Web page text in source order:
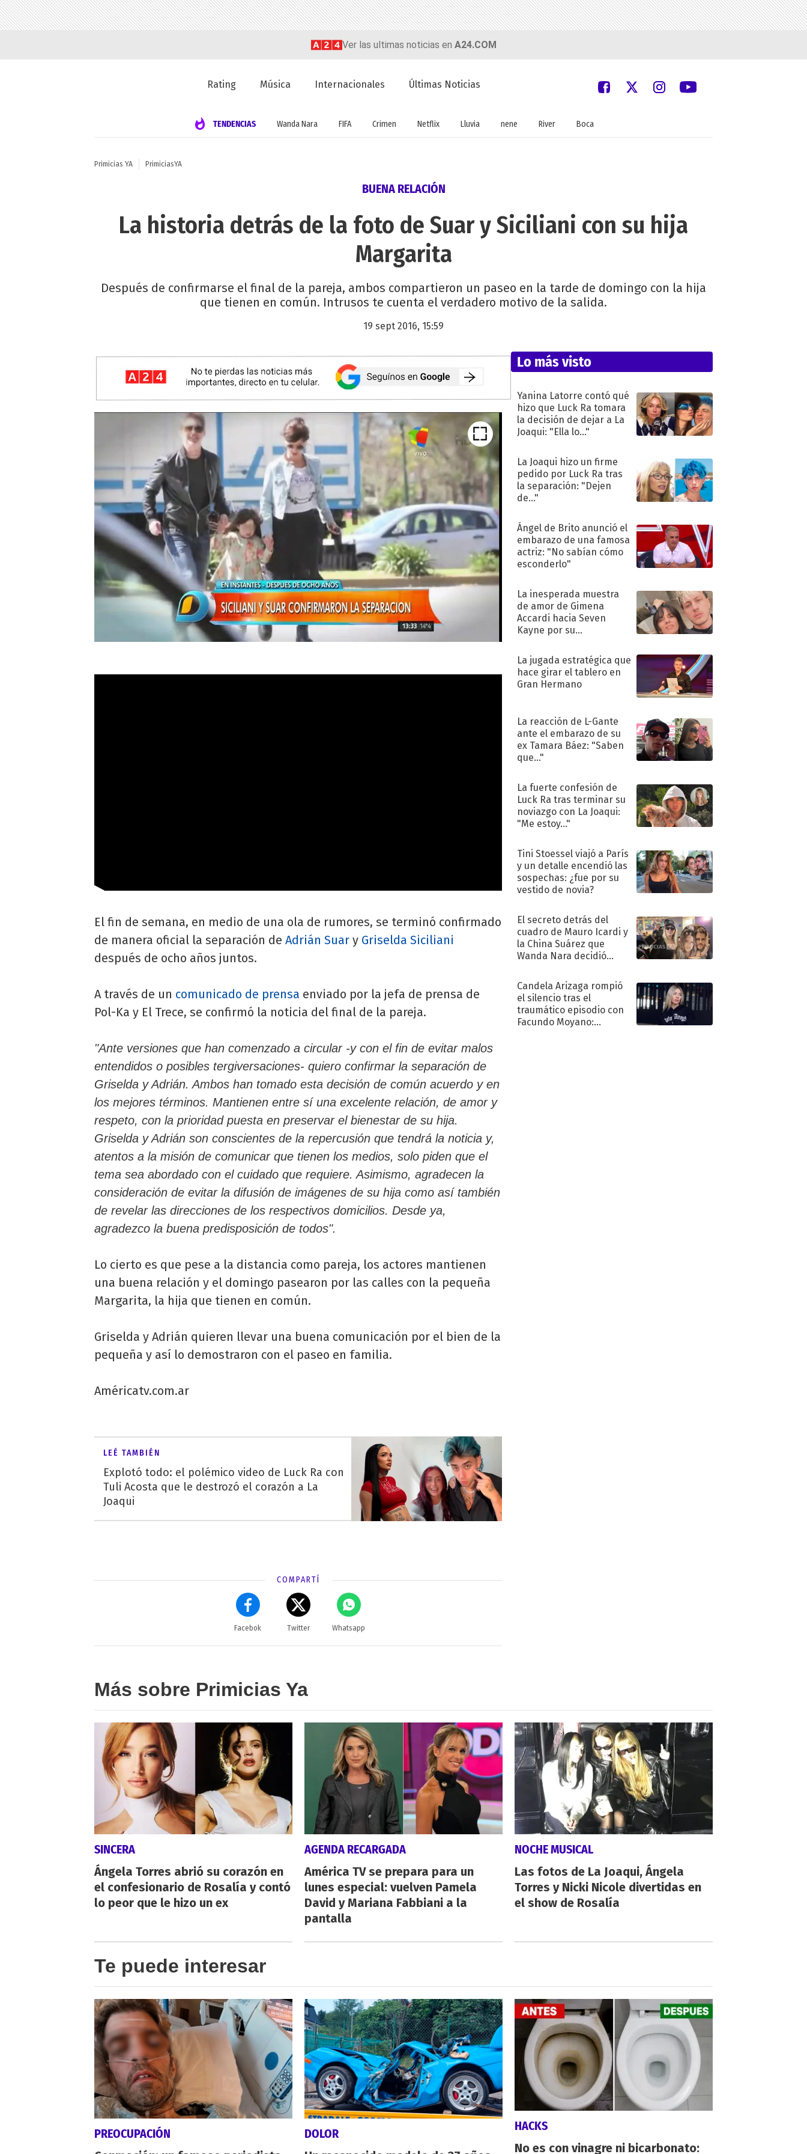
Ver las ultimas noticias en A24.COM
Rating Música Internacionales Últimas Noticias
TENDENCIAS Wanda Nara FIFA Crimen Netflix Lluvia nene River Boca
Primicias YA PrimiciasYA
BUENA RELACIÓN
La historia detrás de la foto de Suar y Siciliani con su hija
Margarita
Después de confirmarse el final de la pareja, ambos compartieron un paseo en la tarde de domingo con la hija
que tienen en común. Intrusos te cuenta el verdadero motivo de la salida.
19 sept 2016, 15:59
El fin de semana, en medio de una ola de rumores, se terminó confirmado
de manera oficial la separación de Adrián Suar y Griselda Siciliani
después de ocho años juntos.
A través de un comunicado de prensa enviado por la jefa de prensa de
Pol-Ka y El Trece, se confirmó la noticia del final de la pareja.
"Ante versiones que han comenzado a circular -y con el fin de evitar malos
entendidos o posibles tergiversaciones- quiero confirmar la separación de
Griselda y Adrián.Ambos han tomado esta decisión de común acuerdo y en
los mejores términos. Mantienen entre sí una excelente relación, de amor y
respeto, con la prioridad puesta en preservar el bienestar de su hija.
Griselda y Adrián son conscientes de la repercusión que tendrá la noticia y,
atentos a la misión de comunicar que tienen los medios, solo piden que el
tema sea abordado con el cuidado que requiere.Asimismo, agradecen la
consideración de evitar la difusión de imágenes de su hija como así también
de revelar las direcciones de los respectivos domicilios. Desde ya,
agradezco la buena predisposición de todos".
Lo cierto es que pese a la distancia como pareja, los actores mantienen
una buena relación y el domingo pasearon por las calles con la pequeña
Margarita, la hija que tienen en común.
Griselda y Adrián quieren llevar una buena comunicación por el bien de la
pequeña y así lo demostraron con el paseo en familia.
Américatv.com.ar
LEÉ TAMBIÉN
Explotó todo: el polémico video de Luck Ra con
Tuli Acosta que le destrozó el corazón a La
Joaqui
COMPARTÍ
Facebok Twitter Whatsapp
Lo más visto
Yanina Latorre contó qué
hizo que Luck Ra tomara
la decisión de dejar a La
Joaqui: "Ella lo..."
La Joaqui hizo un firme
pedido por Luck Ra tras
la separación: "Dejen
de..."
Ángel de Brito anunció el
embarazo de una famosa
actriz: "No sabían cómo
esconderlo"
La inesperada muestra
de amor de Gimena
Accardi hacia Seven
Kayne por su
La jugada estratégica que
hace girar el tablero en
Gran Hermano
La reacción de L-Gante
ante el embarazo de su
ex Tamara Báez: "Saben
que..."
La fuerte confesión de
Luck Ra tras terminar su
noviazgo con La Joaqui:
"Me estoy..."
Tini Stoessel viajó a París
y un detalle encendió las
sospechas: ¿fue por su
vestido de novia?
El secreto detrás del
cuadro de Mauro Icardi y
la China Suárez que
Wanda Nara decidió
Candela Arizaga rompió
el silencio tras el
traumático episodio con
Facundo Moyano:
Más sobre Primicias Ya
SINCERA
Ángela Torres abrió su corazón en
el confesionario de Rosalía y contó
lo peor que le hizo un ex
AGENDA RECARGADA
América TV se prepara para un
lunes especial: vuelven Pamela
David y Mariana Fabbiani a la
pantalla
NOCHE MUSICAL
Las fotos de La Joaqui, Ángela
Torres y Nicki Nicole divertidas en
el show de Rosalía
Te puede interesar
PREOCUPACIÓN
DOLOR
HACKS
No es con vinagre ni bicarbonato: